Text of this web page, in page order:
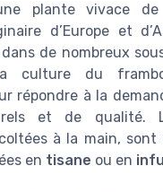
plante vivace
d’Europe et
dans de nombreux
culture du
répondre à la
et de qualité.
à la main, sont
en tisane ou en